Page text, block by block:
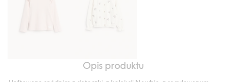
Kardigan
Opis produktu